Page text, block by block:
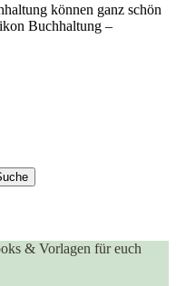
können ganz schön
Buchhaltung –
& Vorlagen für euch